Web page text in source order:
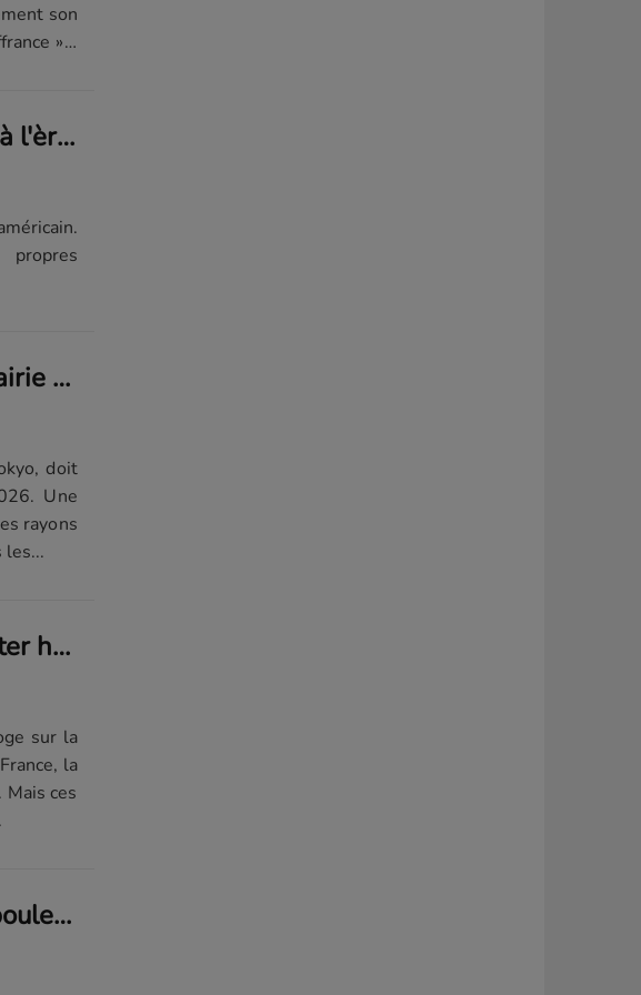
son
» à
Le Guin et le Québec : patrimoine littéraire à l'ère numérique
propres
70 lecteurs enfermés de nuit dans une librairie de Tokyo, avec des fantômes
doit
Une
rayons
les...
Lunettes connectées : comment encore rester hors champ ?
sur la
la
ces
Du papier au numérique, la révolution qui bouleverse le manga japonais